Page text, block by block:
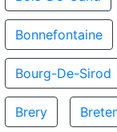
Bonnefontaine
Bourg-De-Sirod
Brery